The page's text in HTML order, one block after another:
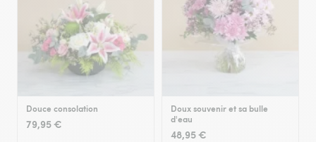
Douce consolation
79,95 €
Doux souvenir et sa bulle
d'eau
48,95 €